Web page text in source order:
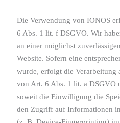
Die Verwendung von IONOS
6 Abs. 1 lit. f DSGVO. Wir
an einer möglichst
Website. Sofern eine
wurde, erfolgt die Verarbeitung
von Art. 6 Abs. 1 lit. a DSGVO
soweit die Einwilligung die
den Zugriff auf Informationen